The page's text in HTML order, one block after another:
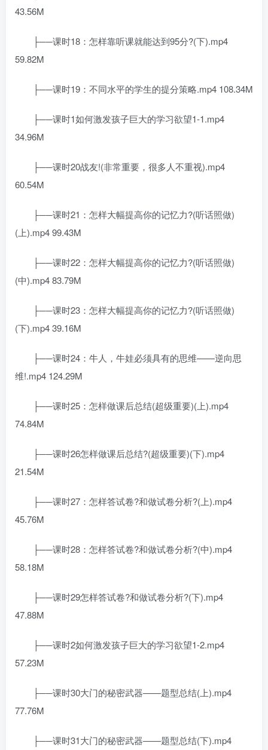
43.56M
├──课时18：怎样靠听课就能达到95分?(下).mp4
59.82M
├──课时19：不同水平的学生的提分策略.mp4 108.34M
├──课时1如何激发孩子巨大的学习欲望1-1.mp4
34.96M
├──课时20战友!(非常重要，很多人不重视).mp4
60.54M
├──课时21：怎样大幅提高你的记忆力?(听话照做)
(上).mp4 99.43M
├──课时22：怎样大幅提高你的记忆力?(听话照做)
(中).mp4 83.79M
├──课时23：怎样大幅提高你的记忆力?(听话照做)
(下).mp4 39.16M
├──课时24：牛人，牛娃必须具有的思维——逆向思
维!.mp4 124.29M
├──课时25：怎样做课后总结(超级重要)(上).mp4
74.84M
├──课时26怎样做课后总结?(超级重要)(下).mp4
21.54M
├──课时27：怎样答试卷?和做试卷分析?(上).mp4
45.76M
├──课时28：怎样答试卷?和做试卷分析?(中).mp4
58.18M
├──课时29怎样答试卷?和做试卷分析?(下).mp4
47.88M
├──课时2如何激发孩子巨大的学习欲望1-2.mp4
57.23M
├──课时30大门的秘密武器——题型总结(上).mp4
77.76M
├──课时31大门的秘密武器——题型总结(下).mp4